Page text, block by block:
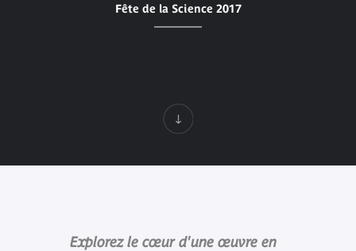
Fête de la Science 2017
Explorez le cœur d'une œuvre en